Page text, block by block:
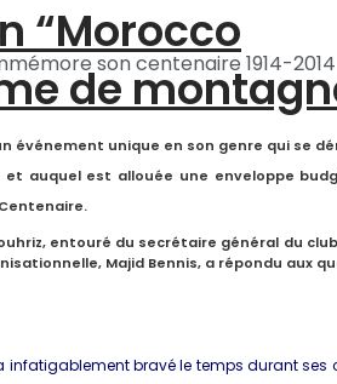
“Morocco
de
son centenaire 1914-2014
événement unique en son genre qui se
auquel est allouée une enveloppe
entouré du secrétaire général du
Majid Bennis, a répondu aux
infatigablement bravé le temps durant ses